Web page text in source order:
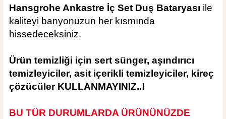
Hansgrohe Ankastre İç Set Duş Bataryası ile
kaliteyi banyonuzun her kısmında
hissedeceksiniz.
Ürün temizliği için sert sünger, aşındırıcı
temizleyiciler, asit içerikli temizleyiciler, kireç
çözücüler KULLANMAYINIZ..!
BU TÜR DURUMLARDA ÜRÜNÜNÜZDE